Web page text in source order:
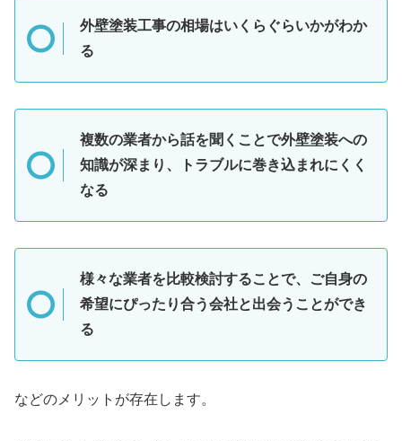
外壁塗装工事の相場はいくらぐらいかがわか
る
複数の業者から話を聞くことで外壁塗装への
知識が深まり、トラブルに巻き込まれにくく
なる
様々な業者を比較検討することで、ご自身の
希望にぴったり合う会社と出会うことができ
る
などのメリットが存在します。